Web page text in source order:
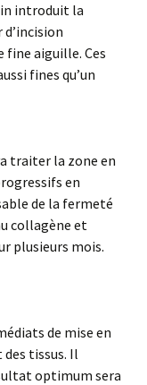
introduit la
fine aiguille. Ces
fines qu’un
traiter la zone en
en
de la fermeté
collagène et
plusieurs mois.
de mise en
tissus. Il
optimum sera